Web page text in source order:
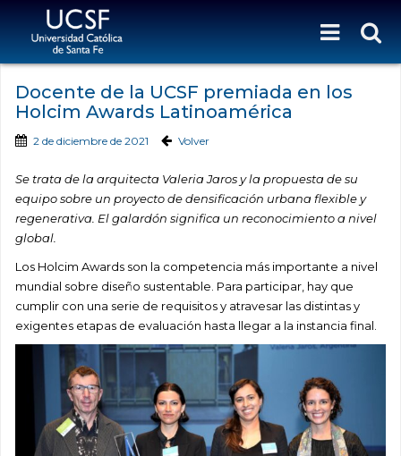
Docente de la UCSF premiada en los
Holcim Awards Latinoamérica
2 de diciembre de 2021 Volver
Se trata de la arquitecta Valeria Jaros y la propuesta de su
equipo sobre un proyecto de densificación urbana flexible y
regenerativa. El galardón significa un reconocimiento a nivel
global.
Los Holcim Awards son la competencia más importante a nivel
mundial sobre diseño sustentable. Para participar, hay que
cumplir con una serie de requisitos y atravesar las distintas y
exigentes etapas de evaluación hasta llegar a la instancia final.